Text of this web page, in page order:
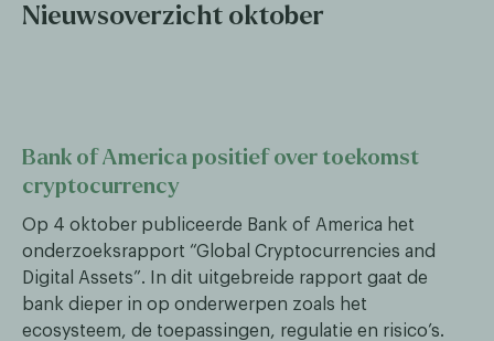
Nieuwsoverzicht oktober
Bank of America positief over toekomst
cryptocurrency
Op 4 oktober publiceerde Bank of America het
onderzoeksrapport “Global Cryptocurrencies and
Digital Assets”. In dit uitgebreide rapport gaat de
bank dieper in op onderwerpen zoals het
ecosysteem, de toepassingen, regulatie en risico’s.